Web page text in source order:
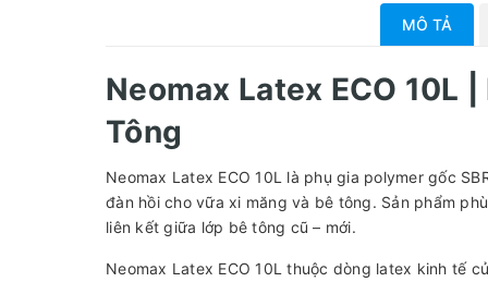
MÔ TẢ
Neomax Latex ECO 10L
Tông
Neomax Latex ECO 10L là phụ gia polymer gốc
đàn hồi cho vữa xi măng và bê tông. Sản phẩm
liên kết giữa lớp bê tông cũ – mới.
Neomax Latex ECO 10L thuộc dòng latex kinh tế